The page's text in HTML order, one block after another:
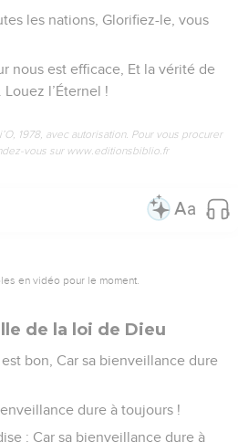
les nations, Glorifiez-le, vous
nous est efficace, Et la vérité de
Louez l’Éternel !
1978, avec autorisation. Pour vous procurer
vous sur www.editionsbiblio.fr
en vidéo pour le moment.
de la loi de Dieu
bon, Car sa bienveillance dure
dure à toujours !
: Car sa bienveillance dure à